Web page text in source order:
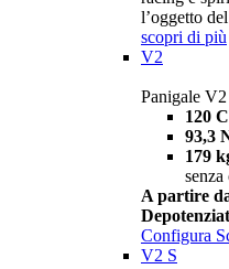
l’oggetto
scopri di più
V2
Panigale V2
120
93,3
179
senza
A partire
Configura
V2 S